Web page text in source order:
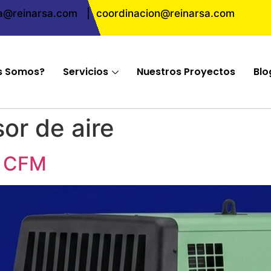
|coordinacion@reinarsa.com
Somos? Servicios Nuestros Proyectos
de aire